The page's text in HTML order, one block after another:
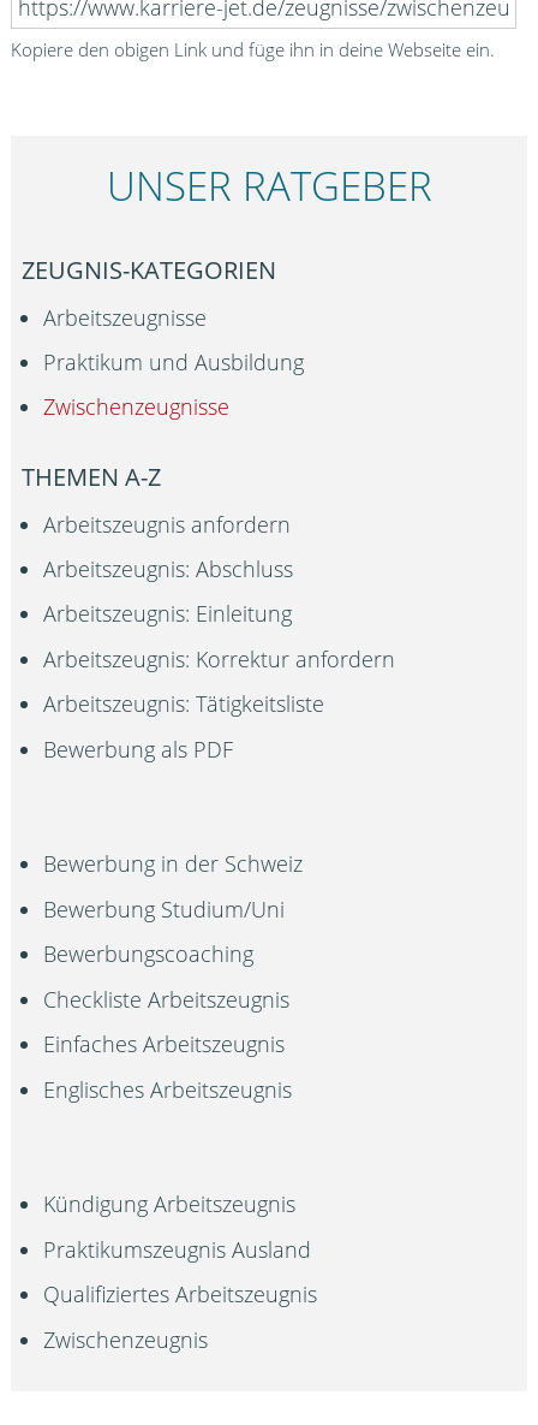
Kopiere den obigen Link und füge ihn in deine Webseite ein.
UNSER RATGEBER
ZEUGNIS-KATEGORIEN
Arbeitszeugnisse
Praktikum und Ausbildung
Zwischenzeugnisse
THEMEN A-Z
Arbeitszeugnis anfordern
Arbeitszeugnis: Abschluss
Arbeitszeugnis: Einleitung
Arbeitszeugnis: Korrektur anfordern
Arbeitszeugnis: Tätigkeitsliste
Bewerbung als PDF
Bewerbung in der Schweiz
Bewerbung Studium/Uni
Bewerbungscoaching
Checkliste Arbeitszeugnis
Einfaches Arbeitszeugnis
Englisches Arbeitszeugnis
Kündigung Arbeitszeugnis
Praktikumszeugnis Ausland
Qualifiziertes Arbeitszeugnis
Zwischenzeugnis